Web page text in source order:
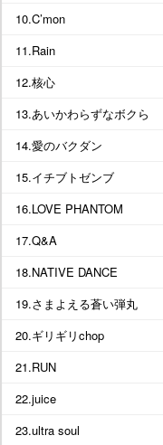
10.C’mon
11.Rain
12.核心
13.あいかわらずなボクら
14.愛のバクダン
15.イチブトゼンブ
16.LOVE PHANTOM
17.Q&A
18.NATIVE DANCE
19.さまよえる蒼い弾丸
20.ギリギリchop
21.RUN
22.juice
23.ultra soul